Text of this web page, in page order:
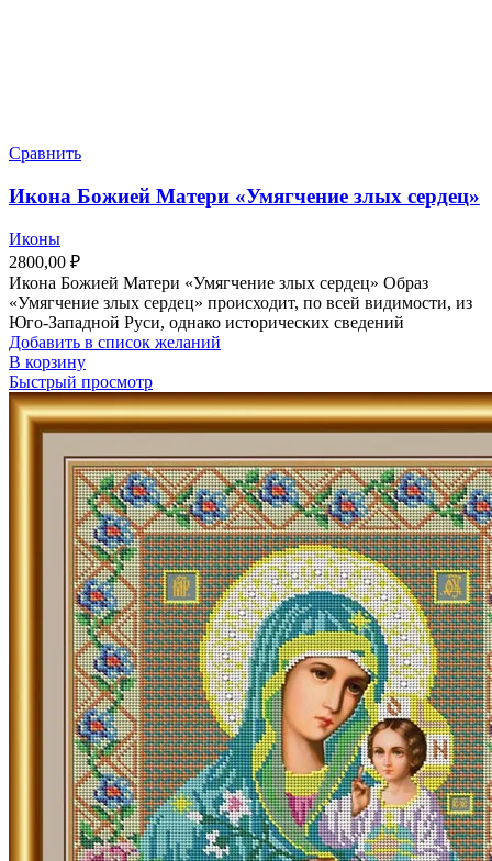
Сравнить
Икона Божией Матери «Умягчение злых сердец»
Иконы
2800,00 ₽
Икона Божией Матери «Умягчение злых сердец» Образ
«Умягчение злых сердец» происходит, по всей видимости, из
Юго-Западной Руси, однако исторических сведений
Добавить в список желаний
В корзину
Быстрый просмотр